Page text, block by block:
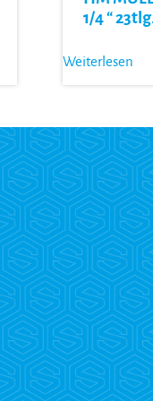
1/4 “
Weiterlesen